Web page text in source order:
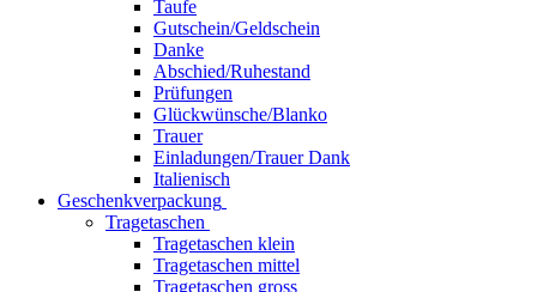
Taufe
Gutschein/Geldschein
Danke
Abschied/Ruhestand
Prüfungen
Glückwünsche/Blanko
Trauer
Einladungen/Trauer Dank
Italienisch
Geschenkverpackung
Tragetaschen
Tragetaschen klein
Tragetaschen mittel
Tragetaschen gross